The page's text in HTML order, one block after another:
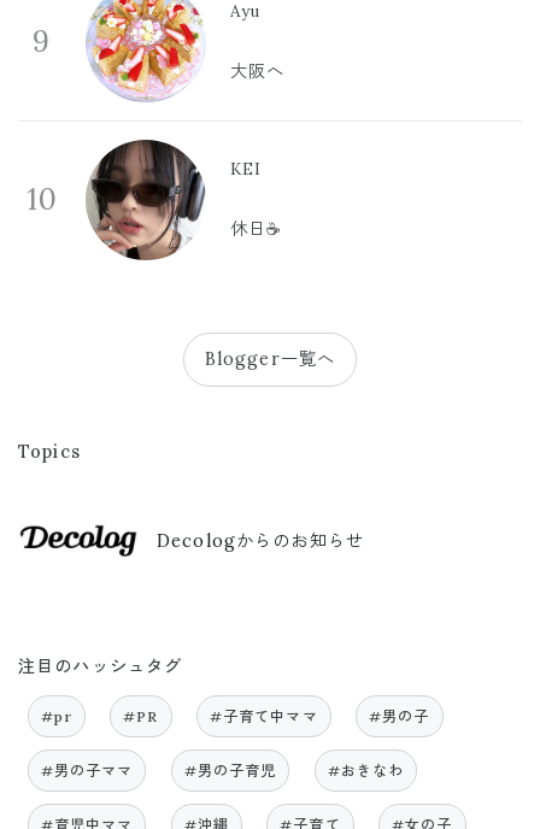
9
Ayu
大阪へ
10
KEI
休日☕️
Blogger一覧へ
Topics
Decologからのお知らせ
注目のハッシュタグ
#pr #PR #子育て中ママ #男の子
#男の子ママ #男の子育児 #おきなわ
#育児中ママ #沖縄 #子育て #女の子